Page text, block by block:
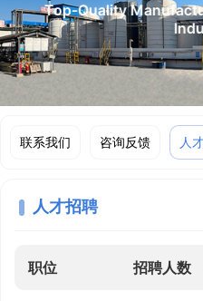
Top-Quality
联系我们 咨询反馈 人
人才招聘
职位 招聘人数